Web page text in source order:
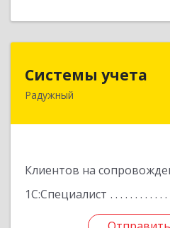
Системы учета
Радужный
Клиентов на
1С:Специалист
628462, Ханты-